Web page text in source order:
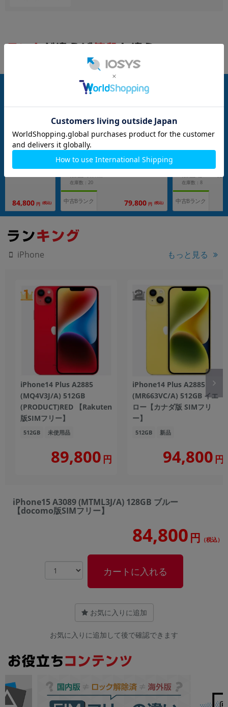
A) 128GB
SIMフリー】
84,800 円 (税込)
iPhone15 A3089 (MTMH3J/A) 128GB
ブラック 【docomo版SIMフリー】
メーカー：Apple
発売日：2023/09
在庫数：20
中古Bランク 79,800 円 (税込)
ブラック 【
発売日：2023/09
在庫数：8
中古Bランク
iPhone もっと見る
iPhone14 Plus A2885
(MQ4V3J/A) 512GB
(PRODUCT)RED 【Rakuten
版SIMフリー】
512GB 未使用品
89,800 円
iPhone14 Plus A2885
(MR663VC/A) 512GB イエ
ロー【カナダ版 SIMフリ
ー】
512GB 新品
94,800 円
iPhone15 A3089 (MTML3J/A) 128GB ブルー
【docomo版SIMフリー】
84,800 円 （税込）
カートに入れる
お気に入りに追加
お気に入りに追加して後で確認できます